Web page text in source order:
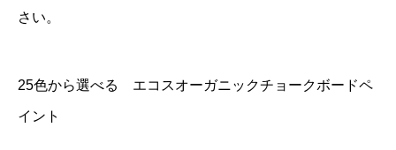
さい。
25色から選べる エコスオーガニックチョークボードペ
イント